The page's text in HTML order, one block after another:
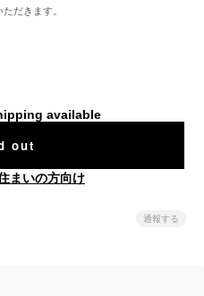
ただきます。
available
out
まいの方向け
通報する